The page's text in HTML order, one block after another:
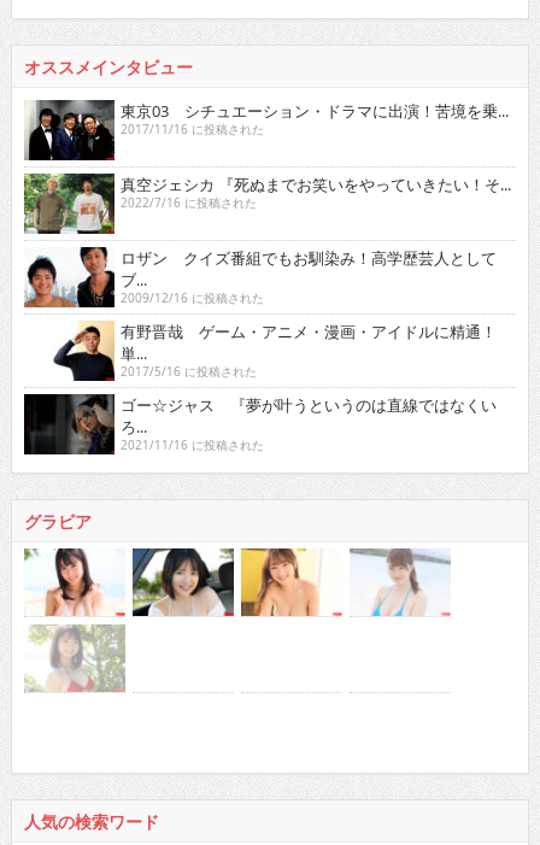
オススメインタビュー
東京03 シチュエーション・ドラマに出演！苦境を乗...
2017/11/16 に投稿された
真空ジェシカ 『死ぬまでお笑いをやっていきたい！そ...
2022/7/16 に投稿された
ロザン クイズ番組でもお馴染み！高学歴芸人として
ブ...
2009/12/16 に投稿された
有野晋哉 ゲーム・アニメ・漫画・アイドルに精通！
単...
2017/5/16 に投稿された
ゴー☆ジャス 『夢が叶うというのは直線ではなくい
ろ...
2021/11/16 に投稿された
グラビア
人気の検索ワード